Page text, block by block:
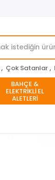
, Çok Satanlar ,
BAHÇE &
ELEKTRİKLİ EL
ALETLERİ